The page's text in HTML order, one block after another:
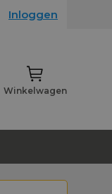
Inloggen
Winkelwagen